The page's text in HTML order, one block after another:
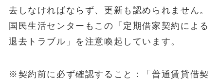
去しなければならず、更新も認められません。
国民生活センターもこの「定期借家契約による
退去トラブル」を注意喚起しています。
※契約前に必ず確認すること：「普通賃貸借契